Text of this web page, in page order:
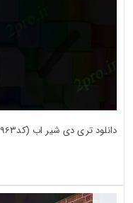
دانلود تری دی شیر اب (کد26963)